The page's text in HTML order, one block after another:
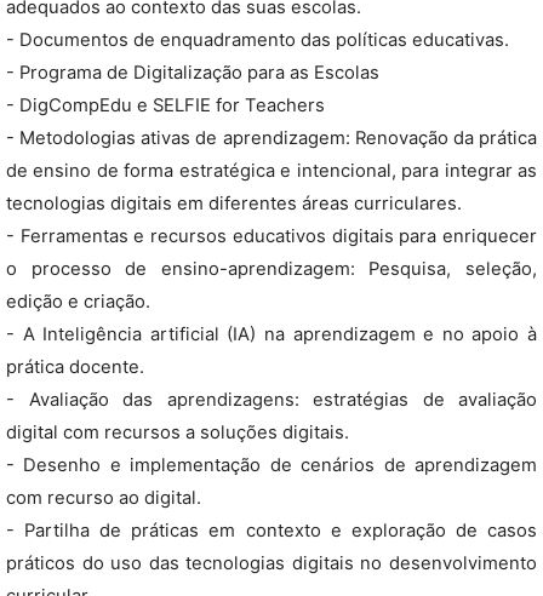
adequados ao contexto das suas escolas.
- Documentos de enquadramento das políticas educativas.
- Programa de Digitalização para as Escolas
- DigCompEdu e SELFIE for Teachers
- Metodologias ativas de aprendizagem: Renovação da prática
de ensino de forma estratégica e intencional, para integrar as
tecnologias digitais em diferentes áreas curriculares.
- Ferramentas e recursos educativos digitais para enriquecer
o processo de ensino-aprendizagem: Pesquisa, seleção,
edição e criação.
- A Inteligência artificial (IA) na aprendizagem e no apoio à
prática docente.
- Avaliação das aprendizagens: estratégias de avaliação
digital com recursos a soluções digitais.
- Desenho e implementação de cenários de aprendizagem
com recurso ao digital.
- Partilha de práticas em contexto e exploração de casos
práticos do uso das tecnologias digitais no desenvolvimento